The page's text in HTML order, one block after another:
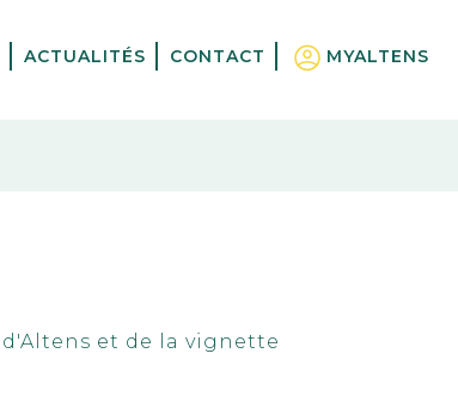
ACTUALITÉS CONTACT MYALTENS